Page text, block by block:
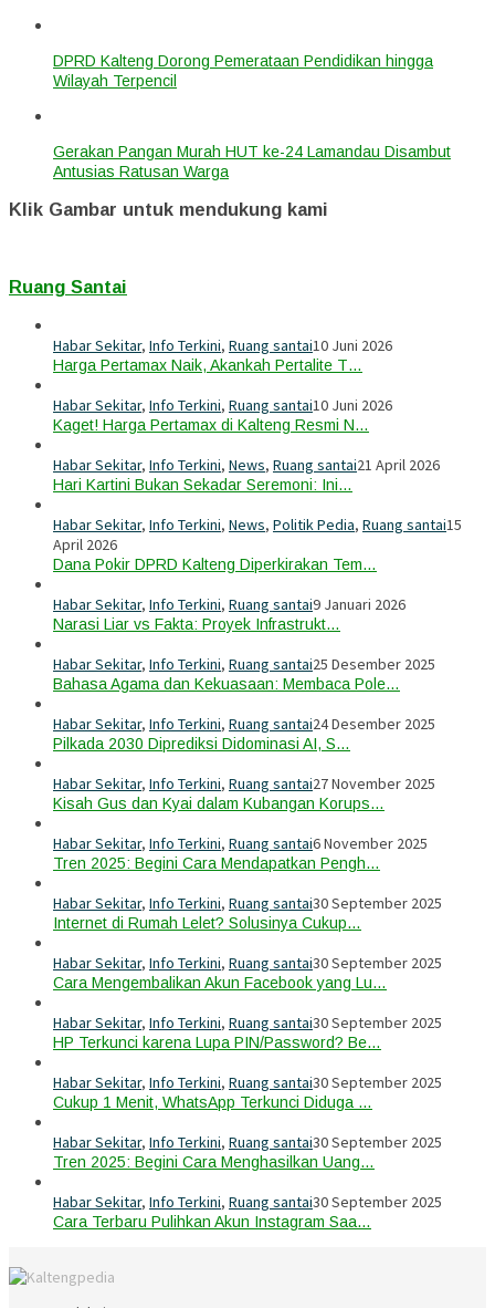
DPRD Kalteng Dorong Pemerataan Pendidikan hingga
Wilayah Terpencil
Gerakan Pangan Murah HUT ke-24 Lamandau Disambut
Antusias Ratusan Warga
Klik Gambar untuk mendukung kami
Ruang Santai
Habar Sekitar, Info Terkini, Ruang santai10 Juni 2026
Harga Pertamax Naik, Akankah Pertalite T…
Habar Sekitar, Info Terkini, Ruang santai10 Juni 2026
Kaget! Harga Pertamax di Kalteng Resmi N…
Habar Sekitar, Info Terkini, News, Ruang santai21 April 2026
Hari Kartini Bukan Sekadar Seremoni: Ini…
Habar Sekitar, Info Terkini, News, Politik Pedia, Ruang santai15
April 2026
Dana Pokir DPRD Kalteng Diperkirakan Tem…
Habar Sekitar, Info Terkini, Ruang santai9 Januari 2026
Narasi Liar vs Fakta: Proyek Infrastrukt…
Habar Sekitar, Info Terkini, Ruang santai25 Desember 2025
Bahasa Agama dan Kekuasaan: Membaca Pole…
Habar Sekitar, Info Terkini, Ruang santai24 Desember 2025
Pilkada 2030 Diprediksi Didominasi AI, S…
Habar Sekitar, Info Terkini, Ruang santai27 November 2025
Kisah Gus dan Kyai dalam Kubangan Korups…
Habar Sekitar, Info Terkini, Ruang santai6 November 2025
Tren 2025: Begini Cara Mendapatkan Pengh…
Habar Sekitar, Info Terkini, Ruang santai30 September 2025
Internet di Rumah Lelet? Solusinya Cukup…
Habar Sekitar, Info Terkini, Ruang santai30 September 2025
Cara Mengembalikan Akun Facebook yang Lu…
Habar Sekitar, Info Terkini, Ruang santai30 September 2025
HP Terkunci karena Lupa PIN/Password? Be…
Habar Sekitar, Info Terkini, Ruang santai30 September 2025
Cukup 1 Menit, WhatsApp Terkunci Diduga …
Habar Sekitar, Info Terkini, Ruang santai30 September 2025
Tren 2025: Begini Cara Menghasilkan Uang…
Habar Sekitar, Info Terkini, Ruang santai30 September 2025
Cara Terbaru Pulihkan Akun Instagram Saa…